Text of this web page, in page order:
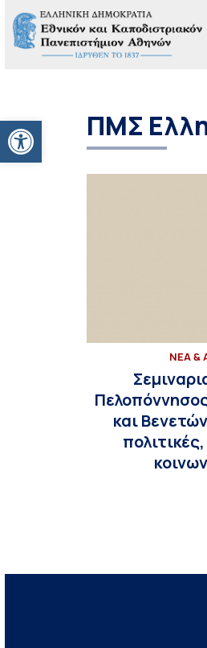
Ανοίξτε τη γραμμή εργαλείων
ΠΜΣ
ΝΕΑ &
και